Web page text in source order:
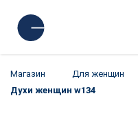
Магазин Для женщин
Духи женщин w134